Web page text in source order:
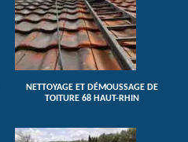
NETTOYAGE ET DÉMOUSSAGE DE
TOITURE 68 HAUT-RHIN